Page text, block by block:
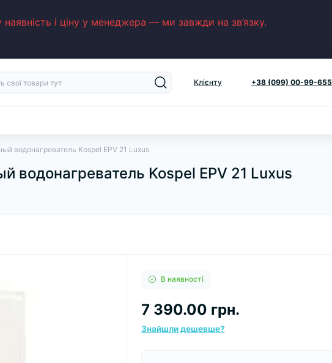
і ціну у менеджера — ми завжди на зв’язку.
Клієнту +38 (099) 00-99-655
водонагреватель Kospel EPV 21 Luxus
водонагреватель Kospel EPV 21 Luxus
В наявності
7 390.00 грн.
Знайшли дешевше?